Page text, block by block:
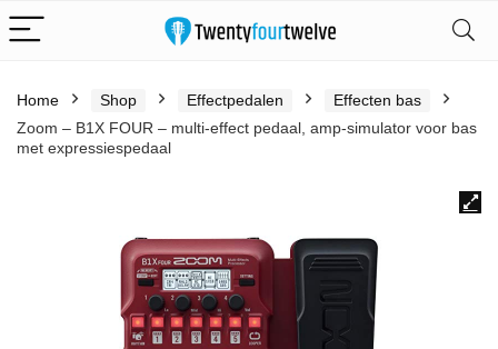
Home Shop Effectpedalen
Effecten bas
Zoom – B1X FOUR – multi-effect pedaal, amp-simulator voor bas
met expressiespedaal